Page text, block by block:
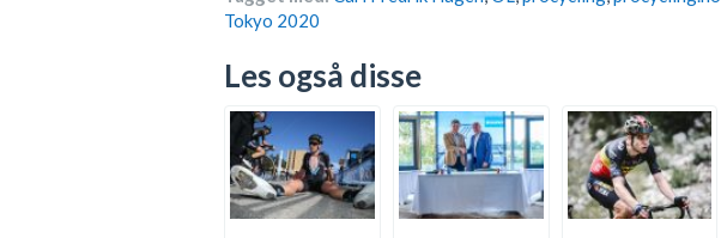
Tokyo 2020
Les også disse